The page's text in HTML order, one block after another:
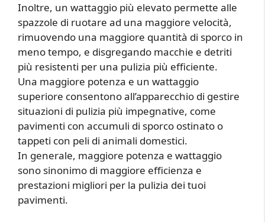
Inoltre, un wattaggio più elevato permette alle
spazzole di ruotare ad una maggiore velocità,
rimuovendo una maggiore quantità di sporco in
meno tempo, e disgregando macchie e detriti
più resistenti per una pulizia più efficiente.
Una maggiore potenza e un wattaggio
superiore consentono all’apparecchio di gestire
situazioni di pulizia più impegnative, come
pavimenti con accumuli di sporco ostinato o
tappeti con peli di animali domestici.
In generale, maggiore potenza e wattaggio
sono sinonimo di maggiore efficienza e
prestazioni migliori per la pulizia dei tuoi
pavimenti.